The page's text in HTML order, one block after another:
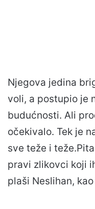
Njegova jedina
voli, a postupio je
budućnosti. Ali
očekivalo. Tek je
sve teže i
pravi zlikovci koji
plaši Neslihan,